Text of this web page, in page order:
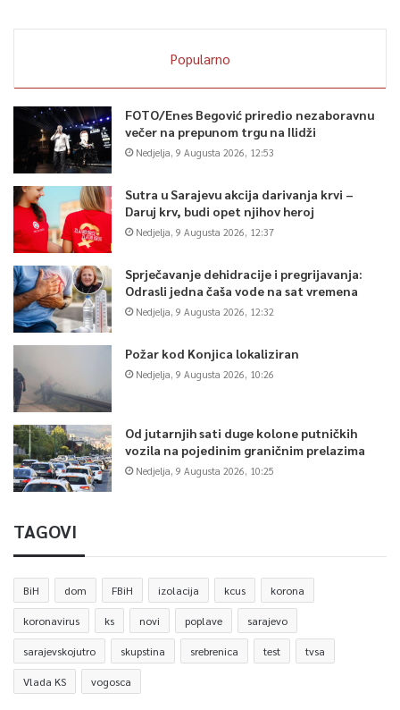
Popularno
FOTO/Enes Begović priredio nezaboravnu
večer na prepunom trgu na Ilidži
Nedjelja, 9 Augusta 2026, 12:53
Sutra u Sarajevu akcija darivanja krvi –
Daruj krv, budi opet njihov heroj
Nedjelja, 9 Augusta 2026, 12:37
Sprječavanje dehidracije i pregrijavanja:
Odrasli jedna čaša vode na sat vremena
Nedjelja, 9 Augusta 2026, 12:32
Požar kod Konjica lokaliziran
Nedjelja, 9 Augusta 2026, 10:26
Od jutarnjih sati duge kolone putničkih
vozila na pojedinim graničnim prelazima
Nedjelja, 9 Augusta 2026, 10:25
TAGOVI
BiH dom FBiH izolacija kcus korona
koronavirus ks novi poplave sarajevo
sarajevskojutro skupstina srebrenica test tvsa
Vlada KS vogosca